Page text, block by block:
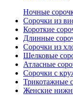
Ночные
Сорочки из
Короткие
Длинные
Сорочки из
Шелковые
Атласные
Сорочки с
Трикотажные
Женские